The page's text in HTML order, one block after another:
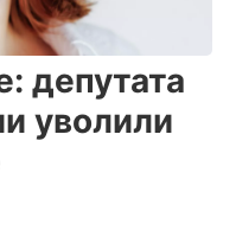
депутата
уволили